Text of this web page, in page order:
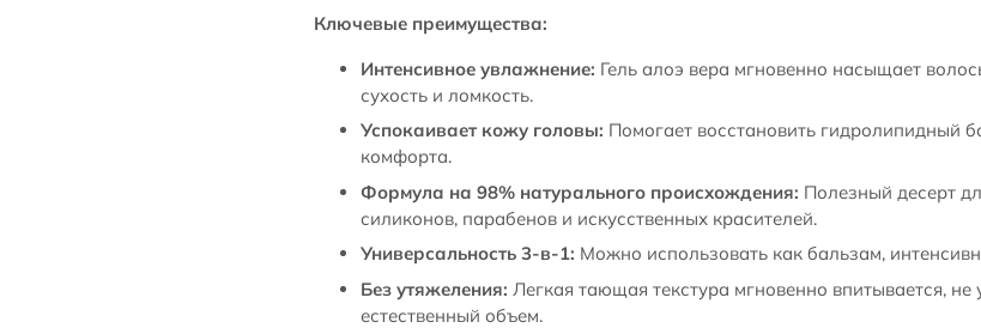
Ключевые преимущества:
Интенсивное увлажнение: Гель алоэ вера мгновенно насыщает
сухость и ломкость.
Успокаивает кожу головы: Помогает восстановить гидролипидный
комфорта.
Формула на 98% натурального происхождения: Полезный десерт
силиконов, парабенов и искусственных красителей.
Универсальность 3-в-1: Можно использовать как бальзам,
Без утяжеления: Легкая тающая текстура мгновенно впитывается,
естественный объем.